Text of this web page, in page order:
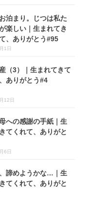
泊まり。じつは私た
楽しい｜生まれてき
、ありがとう#95
1日
（3）｜生まれてきて
ありがとう#4
12日
への感謝の手紙｜生
てくれて、ありがと
6日
諦めようかな…｜生
てくれて、ありがと